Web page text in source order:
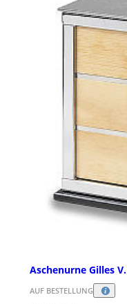
Aschenurne Gilles V.
AUF BESTELLUNG